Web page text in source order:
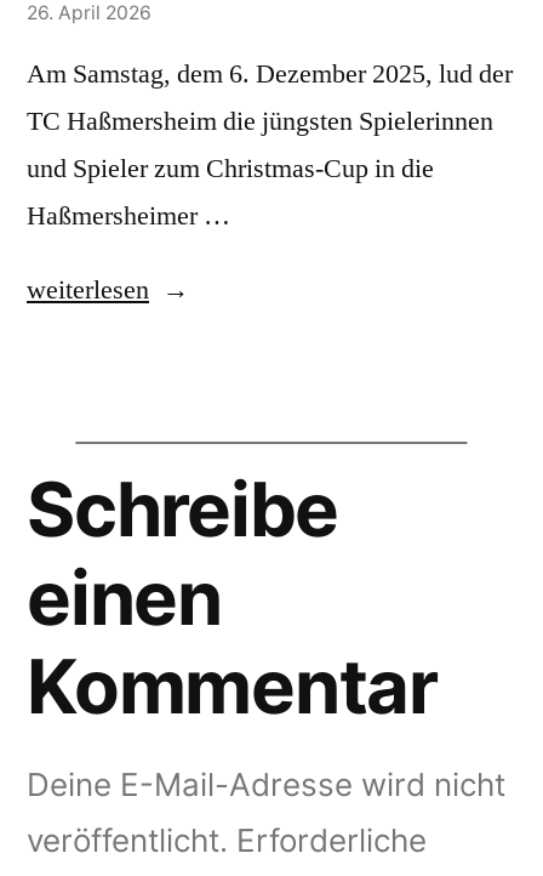
26. April 2026
Am Samstag, dem 6. Dezember 2025, lud der
TC Haßmersheim die jüngsten Spielerinnen
und Spieler zum Christmas-Cup in die
Haßmersheimer …
„Christmas-
weiterlesen
Schreibe
einen
Kommentar
Deine E-Mail-Adresse wird nicht
veröffentlicht. Erforderliche